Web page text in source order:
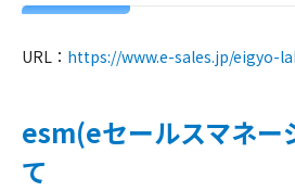
URL： https://www.e-sales.jp/eigyo-
esm(eセールスマネー
て